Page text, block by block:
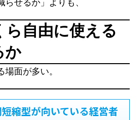
らせるか」よりも、
自由に使える
か
面が多い。
縮型が向いている経営者